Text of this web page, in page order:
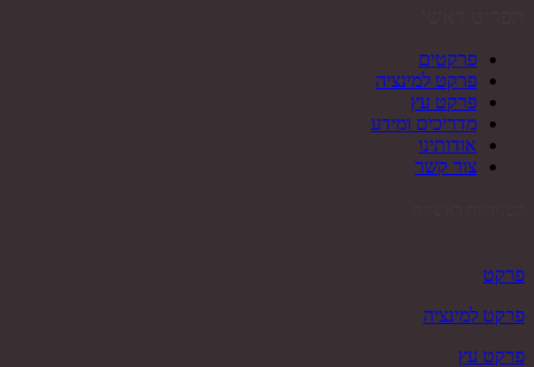
פרקטים
פרקט למינציה
פרקט עץ
מדריכים ומידע
אודותינו
צור קשר
פרקט
פרקט למינציה
פרקט עץ